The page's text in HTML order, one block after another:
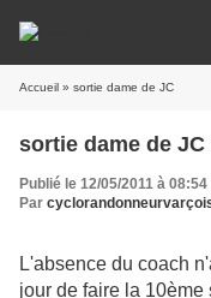
Accueil » sortie dame de JC
sortie dame de JC
Publié le 12/05/2011 à 08:54
Par
L'absence du coach
jour de faire la